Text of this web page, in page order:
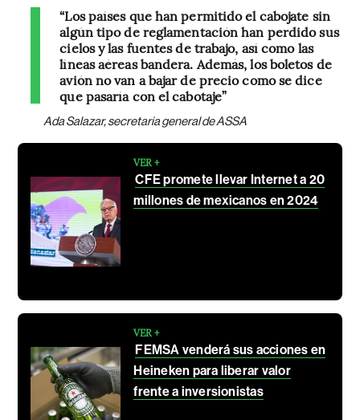
“Los países que han permitido el cabojate sin
algún tipo de reglamentación han perdido sus
cielos y las fuentes de trabajo, así como las
líneas aéreas bandera. Además, los boletos de
avión no van a bajar de precio como se dice
que pasaría con el cabotaje”
Ada Salazar, secretaria general de ASSA
VER +
CFE promete llevar Internet a 20
millones de mexicanos en 2024
VER +
FEMSA venderá sus acciones en
Heineken para liberar valor
frente a inversionistas